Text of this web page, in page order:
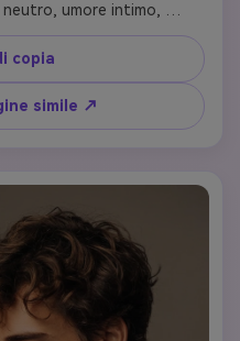
umore intimo,
profondità di campo
virali, espressioni facciali
copia
simile ↗